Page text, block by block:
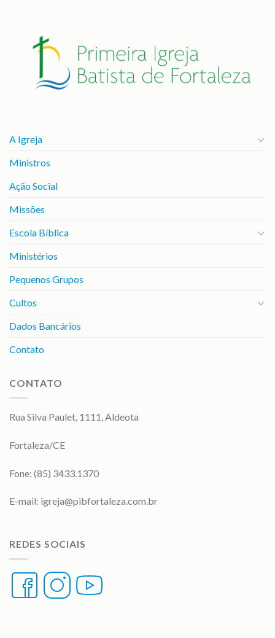
A Igreja
Ministros
Ação Social
Missões
Escola Bíblica
Ministérios
Pequenos Grupos
Cultos
Dados Bancários
Contato
CONTATO
Rua Silva Paulet, 1111, Aldeota
Fortaleza/CE
Fone: (85) 3433.1370
E-mail: igreja@pibfortaleza.com.br
REDES SOCIAIS